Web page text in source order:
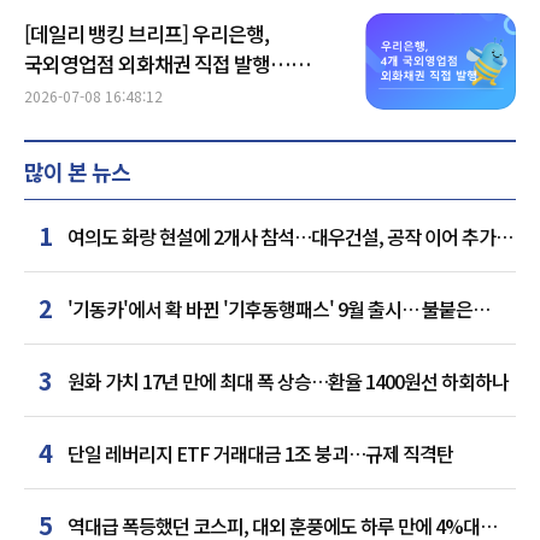
[데일리 뱅킹 브리프] 우리은행,
국외영업점 외화채권 직접 발행…
2억7500만 달러 조달 外
2026-07-08 16:48:12
많이 본 뉴스
1 여의도 화랑 현설에 2개사 참석…대우건설, 공작 이어 추가
거점 확보하나
2 '기동카'에서 확 바뀐 '기후동행패스' 9월 출시… 불붙은
카드사 경쟁
3 원화 가치 17년 만에 최대 폭 상승…환율 1400원선 하회하나
4 단일 레버리지 ETF 거래대금 1조 붕괴…규제 직격탄
5 역대급 폭등했던 코스피, 대외 훈풍에도 하루 만에 4%대